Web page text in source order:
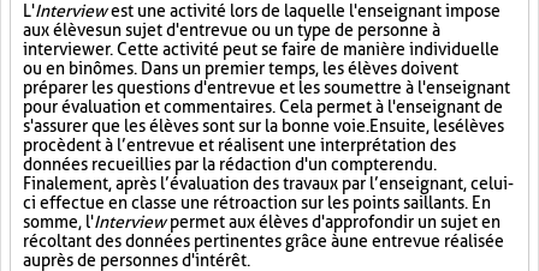
L'Interviewest une activité lors de laquelle l'enseignant impose
aux élèves un sujet d'entrevue ou un type de personne à
interviewer. Cette activité peut se faire de manière individuelle
ou en binômes. Dans un premier temps, les élèves doivent
préparer les questions d'entrevue et les soumettre à l'enseignant
pour évaluation et commentaires. Cela permet à l'enseignant de
s'assurer que les élèves sont sur la bonne voie. Ensuite, les élèves
procèdent à l’entrevue et réalisent une interprétation des
données recueillies par la rédaction d'un compte rendu.
Finalement, après l’évaluation des travaux par l’enseignant, celui-
ci effectue en classe une rétroaction sur les points saillants. En
somme, l'Interviewpermet aux élèves d'approfondir un sujet en
récoltant des données pertinentes grâce à une entrevue réalisée
auprès de personnes d'intérêt.